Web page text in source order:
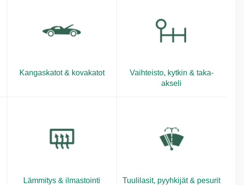
Kangaskatot & kovakatot
Vaihteisto, kytkin & taka-
akseli
Lämmitys & ilmastointi Tuulilasit, pyyhkijät & pesurit